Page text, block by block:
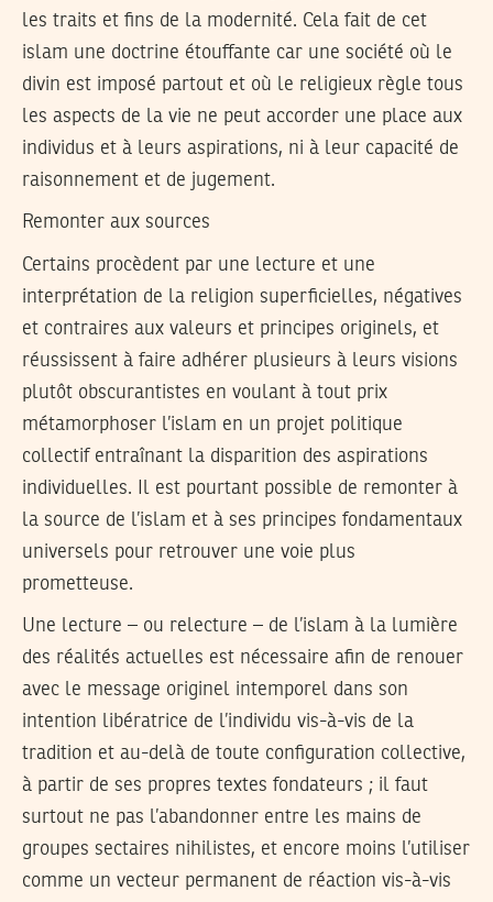
les traits et fins de la modernité. Cela fait de cet
islam une doctrine étouffante car une société où le
divin est imposé partout et où le religieux règle tous
les aspects de la vie ne peut accorder une place aux
individus et à leurs aspirations, ni à leur capacité de
raisonnement et de jugement.
Remonter aux sources
Certains procèdent par une lecture et une
interprétation de la religion superficielles, négatives
et contraires aux valeurs et principes originels, et
réussissent à faire adhérer plusieurs à leurs visions
plutôt obscurantistes en voulant à tout prix
métamorphoser l’islam en un projet politique
collectif entraînant la disparition des aspirations
individuelles. Il est pourtant possible de remonter à
la source de l’islam et à ses principes fondamentaux
universels pour retrouver une voie plus
prometteuse.
Une lecture – ou relecture – de l’islam à la lumière
des réalités actuelles est nécessaire afin de renouer
avec le message originel intemporel dans son
intention libératrice de l’individu vis-à-vis de la
tradition et au-delà de toute configuration collective,
à partir de ses propres textes fondateurs ; il faut
surtout ne pas l’abandonner entre les mains de
groupes sectaires nihilistes, et encore moins l’utiliser
comme un vecteur permanent de réaction vis-à-vis